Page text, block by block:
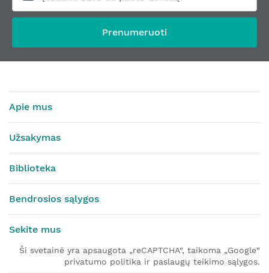
Prenumeruoti
Apie mus
Užsakymas
Biblioteka
Bendrosios sąlygos
Sekite mus
Ši svetainė yra apsaugota „reCAPTCHA“, taikoma „Google“
privatumo politika ir paslaugų teikimo sąlygos.